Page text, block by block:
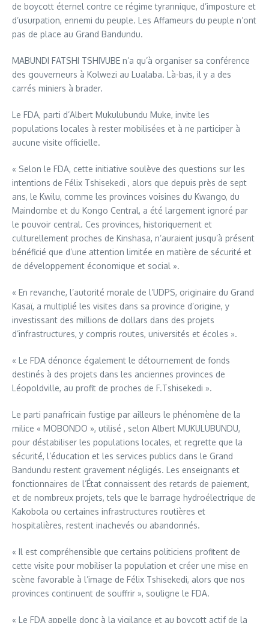
de boycott éternel contre ce régime tyrannique, d’imposture et
d’usurpation, ennemi du peuple. Les Affameurs du peuple n’ont
pas de place au Grand Bandundu.
MABUNDI FATSHI TSHIVUBE n’a qu’à organiser sa conférence
des gouverneurs à Kolwezi au Lualaba. Là-bas, il y a des
carrés miniers à brader.
Le FDA, parti d’Albert Mukulubundu Muke, invite les
populations locales à rester mobilisées et à ne participer à
aucune visite officielle.
« Selon le FDA, cette initiative soulève des questions sur les
intentions de Félix Tshisekedi , alors que depuis près de sept
ans, le Kwilu, comme les provinces voisines du Kwango, du
Maindombe et du Kongo Central, a été largement ignoré par
le pouvoir central. Ces provinces, historiquement et
culturellement proches de Kinshasa, n’auraient jusqu’à présent
bénéficié que d’une attention limitée en matière de sécurité et
de développement économique et social ».
« En revanche, l’autorité morale de l’UDPS, originaire du Grand
Kasaï, a multiplié les visites dans sa province d’origine, y
investissant des millions de dollars dans des projets
d’infrastructures, y compris routes, universités et écoles ».
« Le FDA dénonce également le détournement de fonds
destinés à des projets dans les anciennes provinces de
Léopoldville, au profit de proches de F.Tshisekedi ».
Le parti panafricain fustige par ailleurs le phénomène de la
milice « MOBONDO », utilisé , selon Albert MUKULUBUNDU,
pour déstabiliser les populations locales, et regrette que la
sécurité, l’éducation et les services publics dans le Grand
Bandundu restent gravement négligés. Les enseignants et
fonctionnaires de l’État connaissent des retards de paiement,
et de nombreux projets, tels que le barrage hydroélectrique de
Kakobola ou certaines infrastructures routières et
hospitalières, restent inachevés ou abandonnés.
« Il est compréhensible que certains politiciens profitent de
cette visite pour mobiliser la population et créer une mise en
scène favorable à l’image de Félix Tshisekedi, alors que nos
provinces continuent de souffrir », souligne le FDA.
« Le FDA appelle donc à la vigilance et au boycott actif de la